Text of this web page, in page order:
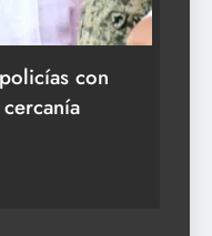
con